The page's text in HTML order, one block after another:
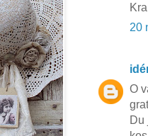
20
O
Du